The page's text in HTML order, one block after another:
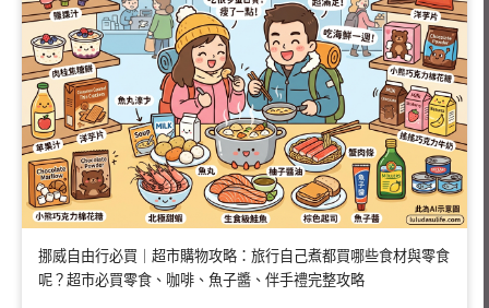
挪威自由行必買｜超市購物攻略：旅行自己煮都買哪些食材與零食
呢？超市必買零食、咖啡、魚子醬、伴手禮完整攻略